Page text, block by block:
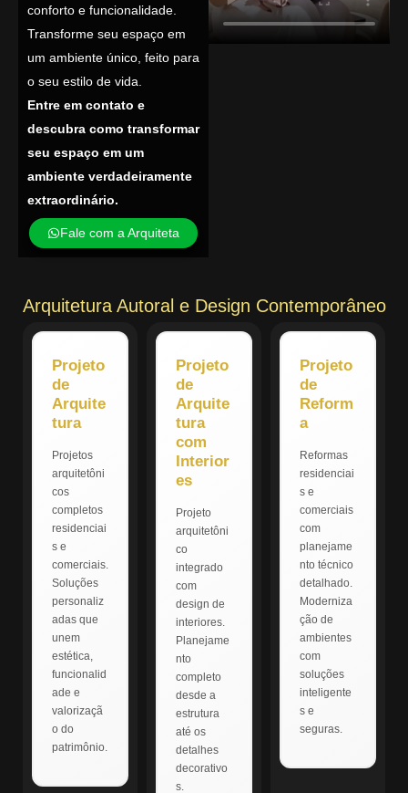
conforto e funcionalidade.
Transforme seu espaço em
um ambiente único, feito para
o seu estilo de vida.
Entre em contato e
descubra como transformar
seu espaço em um
ambiente verdadeiramente
extraordinário.
Fale com a Arquiteta
Arquitetura Autoral e Design Contemporâneo
Projeto
de
Arquite
tura
Projetos
arquitetôni
cos
completos
residenciai
s e
comerciais.
Soluções
personaliz
adas que
unem
estética,
funcionalid
ade e
valorizaçã
o do
patrimônio.
Projeto
de
Arquite
tura
com
Interior
es
Projeto
arquitetôni
co
integrado
com
design de
interiores.
Planejame
nto
completo
desde a
estrutura
até os
detalhes
decorativo
s.
Projeto
de
Reform
a
Reformas
residenciai
s e
comerciais
com
planejame
nto técnico
detalhado.
Moderniza
ção de
ambientes
com
soluções
inteligente
s e
seguras.